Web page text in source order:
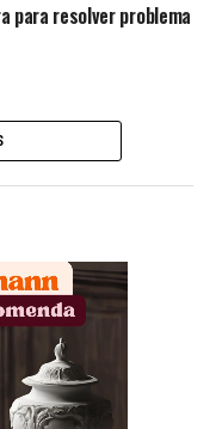
para resolver problema